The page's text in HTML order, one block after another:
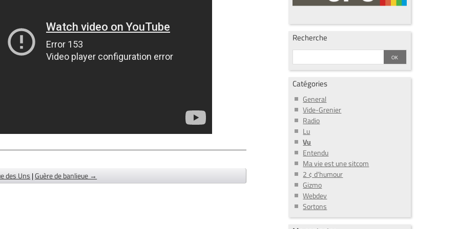
des Uns |Guère de banlieue →
Recherche
Catégories
General
Vide-Grenier
Radio
Lu
Vu
Entendu
Ma vie est une sitcom
2 ¢ d'humour
Gizmo
Webdev
Sortons